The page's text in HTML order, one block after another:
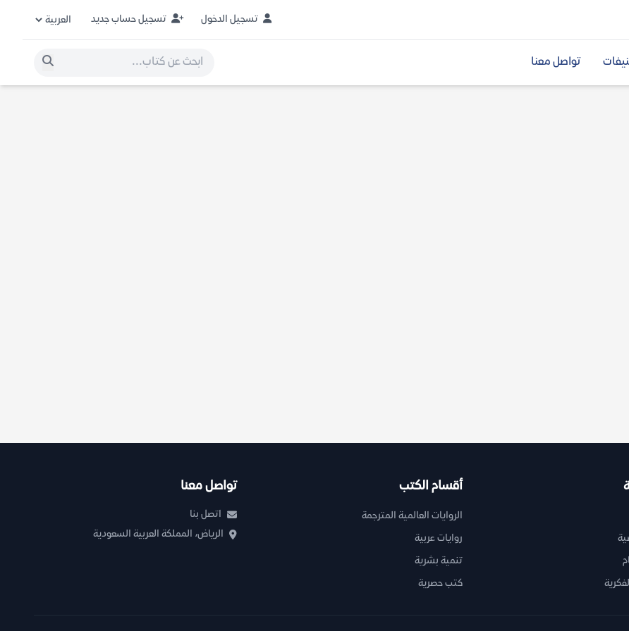
تسجيل الدخول تسجيل حساب جديد
تواصل معنا
أقسام الكتب
الروايات العالمية المترجمة
روايات عربية
تنمية بشرية
كتب حصرية
تواصل معنا
اتصل بنا
الرياض، المملكة العربية السعودية